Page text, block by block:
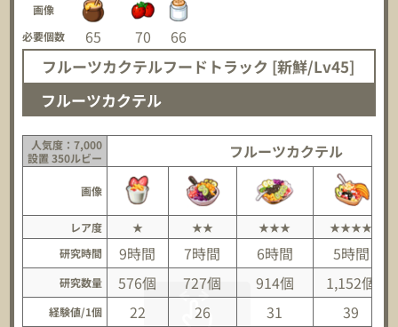
画像
必要個数
65 70 66
フルーツカクテルフードトラック [新鮮/Lv45]
フルーツカクテル
人気度：7,000
設置 350ルビー
フルーツカクテル
画像
レア度 ★ ★★ ★★★
★★★★
研究時間
9時間 7時間 6時間 5時間
研究数量 576個 727個 914個 1,152個
経験値/1個 22 26 31 39